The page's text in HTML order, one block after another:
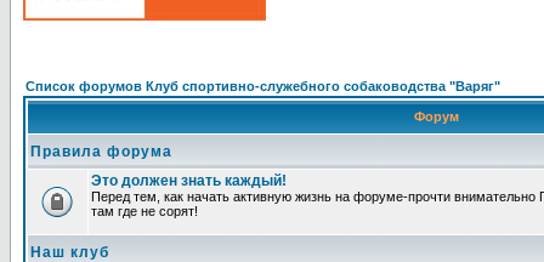
Список форумов Клуб спортивно-служебного собаководства "Варяг"
Форум
Правила форума
Это должен знать каждый!
Перед тем, как начать активную жизнь на форуме-прочти
там где не сорят!
Наш клуб